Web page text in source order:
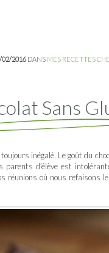
02/2016DANS MES RECETTES
Sans
inégalé. Le goût du
d’élève est
réunions où nous refaisons